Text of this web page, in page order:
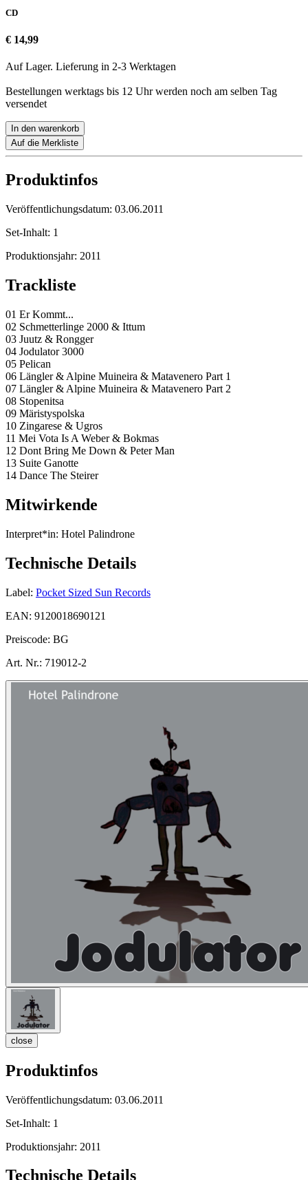
CD
€ 14,99
Auf Lager. Lieferung in 2-3 Werktagen
Bestellungen werktags bis 12 Uhr werden noch am selben Tag
versendet
In den warenkorb
Auf die Merkliste
Produktinfos
Veröffentlichungsdatum: 03.06.2011
Set-Inhalt: 1
Produktionsjahr: 2011
Trackliste
01 Er Kommt...
02 Schmetterlinge 2000 & Ittum
03 Juutz & Rongger
04 Jodulator 3000
05 Pelican
06 Längler & Alpine Muineira & Matavenero Part 1
07 Längler & Alpine Muineira & Matavenero Part 2
08 Stopenitsa
09 Märistyspolska
10 Zingarese & Ugros
11 Mei Vota Is A Weber & Bokmas
12 Dont Bring Me Down & Peter Man
13 Suite Ganotte
14 Dance The Steirer
Mitwirkende
Interpret*in: Hotel Palindrone
Technische Details
Label: Pocket Sized Sun Records
EAN: 9120018690121
Preiscode: BG
Art. Nr.: 719012-2
close
Produktinfos
Veröffentlichungsdatum: 03.06.2011
Set-Inhalt: 1
Produktionsjahr: 2011
Technische Details